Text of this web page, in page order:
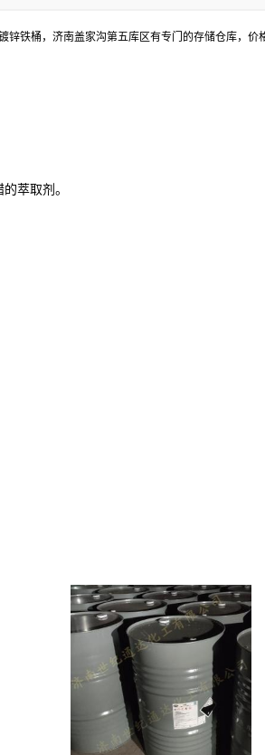
铁桶，济南盖家沟第五库区有专门的存储仓库，价
萃取剂。